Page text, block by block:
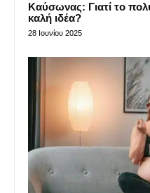
Καύσωνας: Γιατί το
καλή ιδέα?
28 Ιουνίου 2025